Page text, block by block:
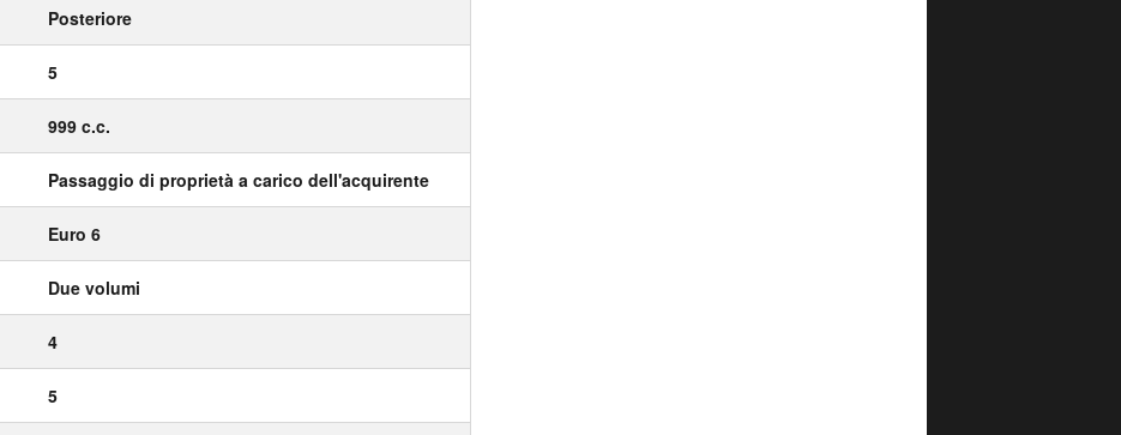
Posteriore
5
999 c.c.
Passaggio di proprietà a carico dell'acquirente
Euro 6
Due volumi
4
5